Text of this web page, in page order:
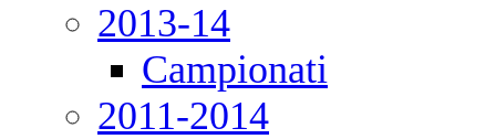
2013-14
Campionati
2011-2014